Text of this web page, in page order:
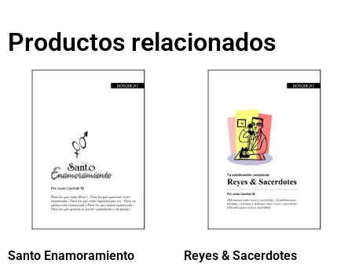
Productos relacionados
Santo Enamoramiento Reyes & Sacerdotes